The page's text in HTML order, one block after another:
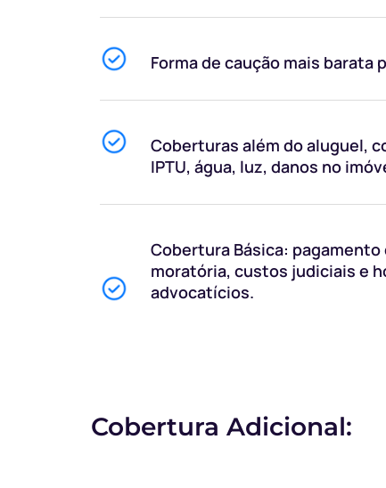
Forma de caução mais barata
Coberturas além do aluguel,
IPTU, água, luz, danos no
Cobertura Básica:
moratória, custos judiciais e
advocatícios.
Cobertura Adicional: